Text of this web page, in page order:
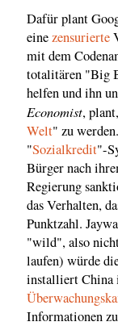
Dafür plant
einezensurierte
mit dem
totalitären "Big
helfen und ihn
Economist,
Welt" zu
"Sozialkredit"-
Bürger nach
Regierung
das Verhalten,
Punktzahl.
"wild", also
laufen) würde
installiert China
Informationen